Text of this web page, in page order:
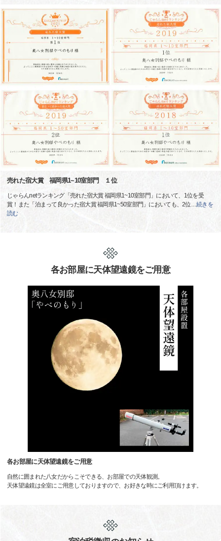
売れた宿大賞 福岡県1~10室部門 １位
じゃらんnetランキング「売れた宿大賞 福岡県1~10室部門」において、1位を受
賞！また「泊まって良かった宿大賞 福岡県1~50室部門」においても、2位…続きを
読む
各お部屋に天体望遠鏡をご用意
各お部屋に天体望遠鏡をご用意
自然に囲まれた八女だからこそできる、お部屋での天体観測。
天体望遠鏡は全室にご用意しておりますので、お好きな時にご利用頂けます。